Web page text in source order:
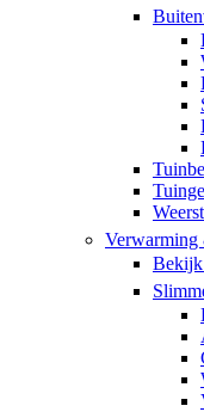
Bekijk